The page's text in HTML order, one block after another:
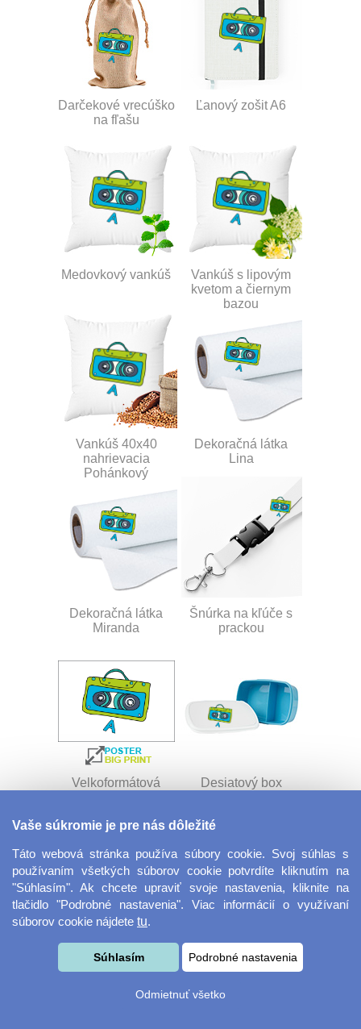
Darčekové vrecúško
na fľašu
Ľanový zošit A6
Medovkový vankúš
Vankúš s lipovým
kvetom a čiernym
bazou
Vankúš 40x40
nahrievacia
Pohánkový
Dekoračná látka
Lina
Dekoračná látka
Miranda
Šnúrka na kľúče s
prackou
Velkoformátová
Desiatový box
Kovový dávkovač na
Obrus ​​125 x 75 cm
Vaše súkromie je pre nás dôležité
Táto webová stránka používa súbory cookie. Svoj súhlas s
používaním všetkých súborov cookie potvrdíte kliknutím na
"Súhlasím". Ak chcete upraviť svoje nastavenia, kliknite na
tlačidlo "Podrobné nastavenia". Viac informácií o využívaní
súborov cookie nájdete tu.
Súhlasím Podrobné nastavenia
Odmietnuť všetko